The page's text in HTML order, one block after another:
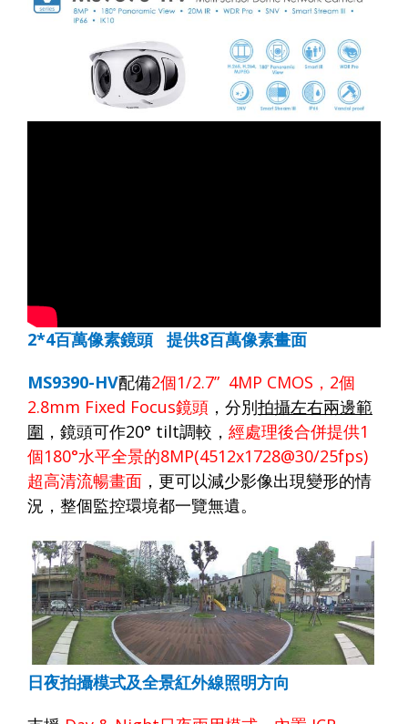
2*4百萬像素鏡頭 提供8百萬像素畫面
MS9390-HV配備2個1/2.7” 4MP CMOS ， 2個
2.8mm Fixed Focus鏡頭 ， 分別拍攝左右兩邊範
圍 ，鏡頭可作20° tilt調較， 經處理後合併提供1
個180°水平全景的8MP(4512x1728@30/25fps)
超高清流暢畫面 ， 更可以減少影像出現變形的情
況，整個監控環境都一覽無遺。
日夜拍攝模式及全景紅外線照明方向